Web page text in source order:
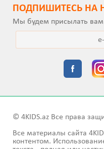
ПОДПИШИТEСЬ НА
Мы будем присылать
© 4KIDS.az Все права
Все материалы сайта
контентом.